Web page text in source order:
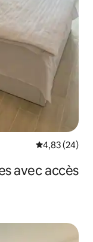
Évaluation
4,83 (24)
avec accès